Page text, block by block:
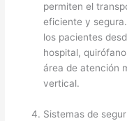
permiten el
eficiente y
los pacientes
hospital,
área de atención
vertical.
Sistemas de